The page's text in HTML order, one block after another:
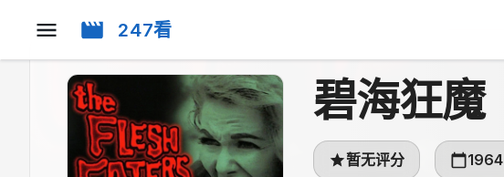
247看
碧海狂魔
暂无评分 1964